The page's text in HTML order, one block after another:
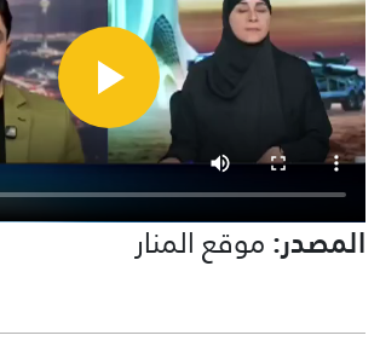
المصدر:موقع المنار